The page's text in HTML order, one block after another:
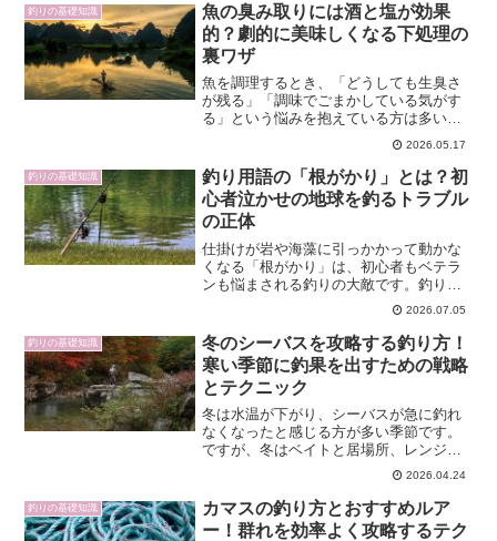
釣りの基礎知識
魚の臭み取りには酒と塩が効果
的？劇的に美味しくなる下処理の
裏ワザ
魚を調理するとき、「どうしても生臭さ
が残る」「調味でごまかしている気がす
る」という悩みを抱えている方は多いは
ずです。そんな悩みを解消するため、酒
と塩を組み合わせた下処理のコツをご紹
介します。魚独特の臭いの原因や、それ
を和らげる化学的・物理的...
2026.05.17
釣りの基礎知識
釣り用語の「根がかり」とは？初
心者泣かせの地球を釣るトラブル
の正体
仕掛けが岩や海藻に引っかかって動かな
くなる「根がかり」は、初心者もベテラ
ンも悩まされる釣りの大敵です。釣り場
で仕掛けを失うたび、時間も道具もムダ
になってしまいます。どうして根がかり
が起こるのか、どう対処すればロストを
最小限に抑えられるのか、...
2026.07.05
釣りの基礎知識
冬のシーバスを攻略する釣り方！
寒い季節に釣果を出すための戦略
とテクニック
冬は水温が下がり、シーバスが急に釣れ
なくなったと感じる方が多い季節です。
ですが、冬はベイトと居場所、レンジさ
え絞れれば大型が連発しやすい非常に魅
力的な時期でもあります。本記事では、
冬のシーバスの行動変化を踏まえたうえ
で、ポイント選び、ルアー...
2026.04.24
釣りの基礎知識
カマスの釣り方とおすすめルア
ー！群れを効率よく攻略するテク